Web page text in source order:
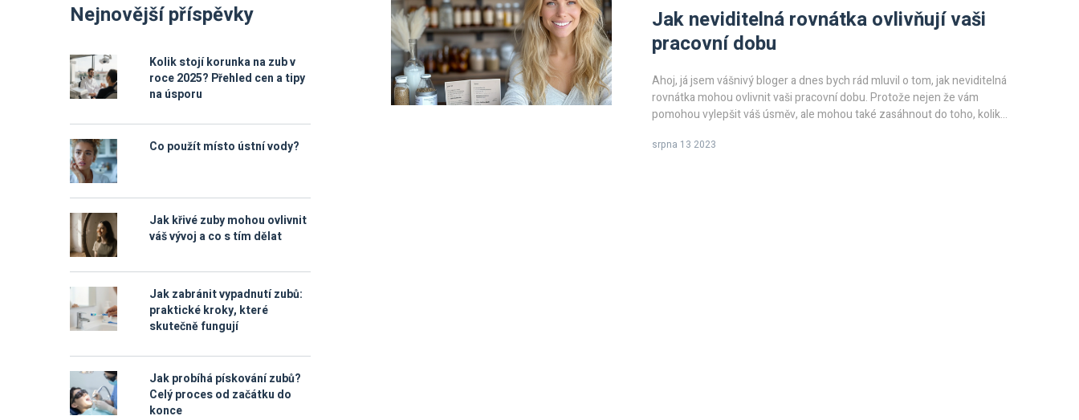
Jak neviditelná rovnátka ovlivňují vaši
pracovní dobu
Ahoj, já jsem vášnivý bloger a dnes bych rád mluvil o tom, jak neviditelná
rovnátka mohou ovlivnit vaši pracovní dobu. Protože nejen že vám
pomohou vylepšit váš úsměv, ale mohou také zasáhnout do toho, kolik
je důležité vědět, jak taková změna může ovlivnit vaši každodenní rutinu.
srpna 13 2023
Nejnovější příspěvky
Kolik stojí korunka na zub v
roce 2025? Přehled cen a tipy
na úsporu
Co použít místo ústní vody?
Jak křivé zuby mohou ovlivnit
váš vývoj a co s tím dělat
Jak zabránit vypadnutí zubů:
praktické kroky, které
skutečně fungují
Jak probíhá pískování zubů?
Celý proces od začátku do
konce